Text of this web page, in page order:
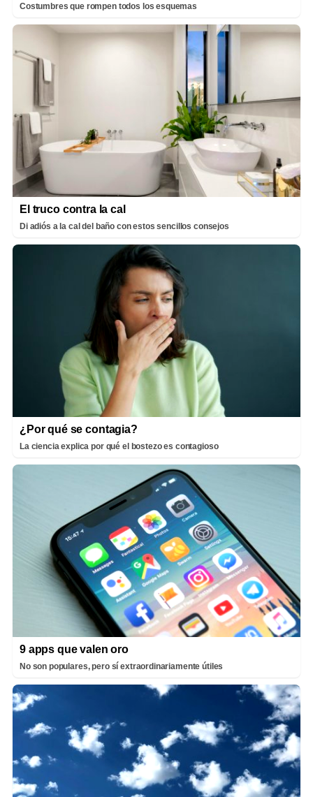
Costumbres que rompen todos los esquemas
El truco contra la cal
Di adiós a la cal del baño con estos sencillos consejos
¿Por qué se contagia?
La ciencia explica por qué el bostezo es contagioso
9 apps que valen oro
No son populares, pero sí extraordinariamente útiles